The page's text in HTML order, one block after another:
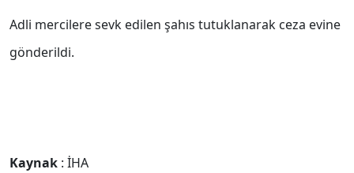
Adli mercilere sevk edilen şahıs tutuklanarak ceza evine
gönderildi.
Kaynak : İHA